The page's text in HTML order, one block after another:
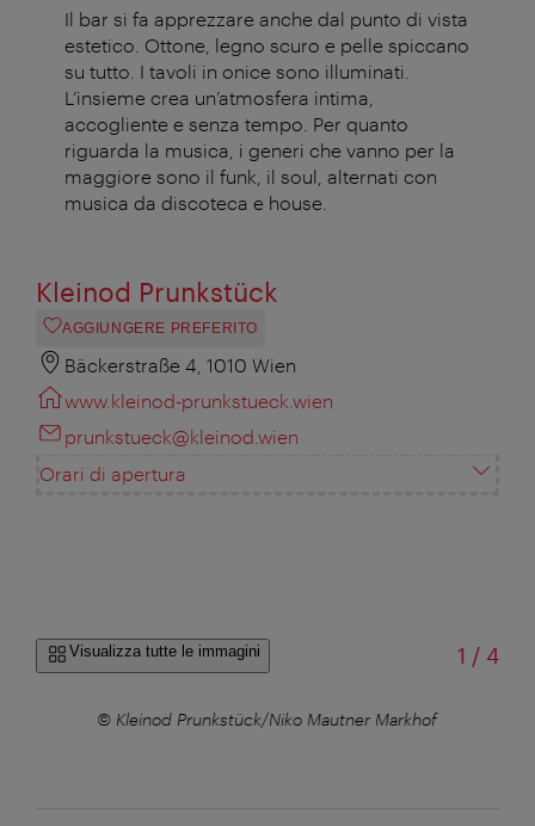
Il bar si fa apprezzare anche dal punto di vista
estetico. Ottone, legno scuro e pelle spiccano
su tutto. I tavoli in onice sono illuminati.
L’insieme crea un’atmosfera intima,
accogliente e senza tempo. Per quanto
riguarda la musica, i generi che vanno per la
maggiore sono il funk, il soul, alternati con
musica da discoteca e house.
Kleinod Prunkstück
AGGIUNGERE PREFERITO
Bäckerstraße 4, 1010 Wien
www.kleinod-prunkstueck.wien
prunkstueck@kleinod.wien
Orari di apertura
Visualizza tutte le immagini 1 /di
4
© Kleinod Prunkstück/Niko Mautner Markhof